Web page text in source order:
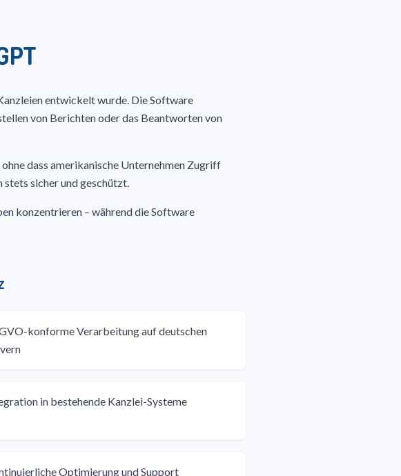
entwickelt wurde. Die Software
von Berichten oder das Beantworten von
dass amerikanische Unternehmen Zugriff
sicher und geschützt.
konzentrieren – während die Software
konforme Verarbeitung auf deutschen
in bestehende Kanzlei-Systeme
Optimierung und Support